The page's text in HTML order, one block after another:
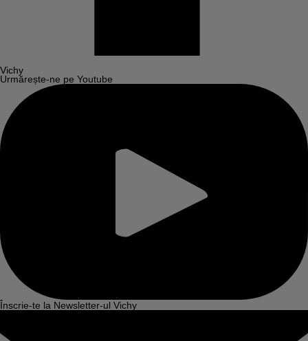
Vichy
Urmărește-ne pe Youtube
Înscrie-te la Newsletter-ul Vichy